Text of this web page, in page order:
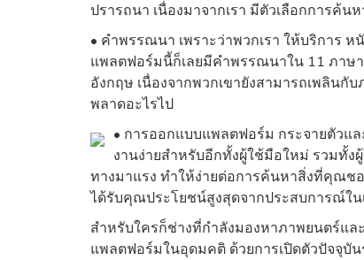
ปรารถนา เนื่องมาจากเรา มีตัวเลือกการค้น
• คำพรรณนา เพราะว่าพวกเรา ให้บริการ
แพลตฟอร์มนี้ก็เลยมีคำพรรณนาใน 11 ภาษ
อังกฤษ เนื่องจากพวกเขายังสามารถเพลินกั
พลาดอะไรไป
• การออกแบบแพลตฟอร์ม กระจายตัวแ
งานง่ายสำหรับอีกทั้งผู้ใช้มือใหม่ รวมทั้
ทางมาแรง ทำให้ง่ายต่อการค้นหาสิ่งที่คุณช
ได้รับคุณประโยชน์สูงสุดจากประสบการณ์ใน
สำหรับใครก็ช่างที่กำลังมองหาภาพยนตร์แล
แพลตฟอร์มในอุดมคติ ด้วยการเปิดตัวปัจจุบั